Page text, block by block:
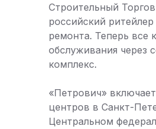
Строительный
российский
ремонта. Теперь все
обслуживания через
комплекс.
«Петрович»
центров в Санкт-
Центральном